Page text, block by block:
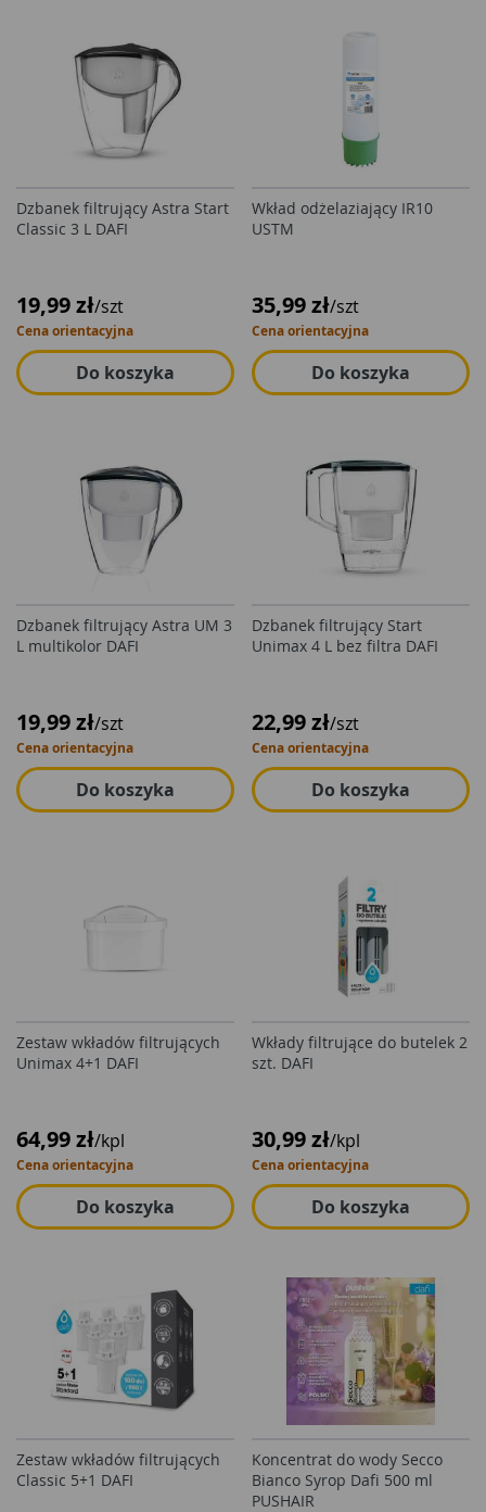
Dzbanek filtrujący Astra Start
Classic 3 L DAFI
19,99 zł/szt
Cena orientacyjna
Do koszyka
Wkład odżelaziający IR10
USTM
35,99 zł/szt
Cena orientacyjna
Do koszyka
Dzbanek filtrujący Astra UM 3
L multikolor DAFI
19,99 zł/szt
Cena orientacyjna
Do koszyka
Dzbanek filtrujący Start
Unimax 4 L bez filtra DAFI
22,99 zł/szt
Cena orientacyjna
Do koszyka
Zestaw wkładów filtrujących
Unimax 4+1 DAFI
64,99 zł/kpl
Cena orientacyjna
Do koszyka
Wkłady filtrujące do butelek 2
szt. DAFI
30,99 zł/kpl
Cena orientacyjna
Do koszyka
Zestaw wkładów filtrujących
Classic 5+1 DAFI
Koncentrat do wody Secco
Bianco Syrop Dafi 500 ml
PUSHAIR